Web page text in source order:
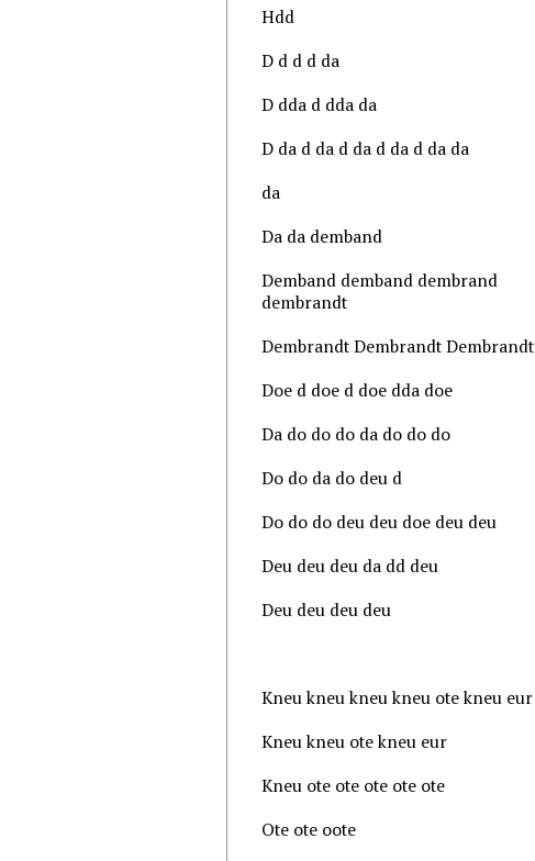
Hdd
D d d d da
D dda d dda da
D da d da d da d da d da da
da
Da da demband
Demband demband dembrand
dembrandt
Dembrandt Dembrandt Dembrandt
Doe d doe d doe dda doe
Da do do do da do do do
Do do da do deu d
Do do do deu deu doe deu deu
Deu deu deu da dd deu
Deu deu deu deu
Kneu kneu kneu kneu ote kneu eur
Kneu kneu ote kneu eur
Kneu ote ote ote ote ote
Ote ote oote